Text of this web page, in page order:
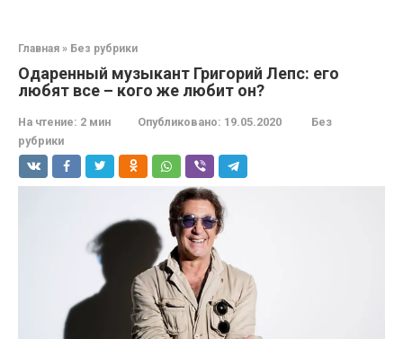
Главная » Без рубрики
Одаренный музыкант Григорий Лепс: его
любят все – кого же любит он?
На чтение: 2 мин Опубликовано: 19.05.2020
Без
рубрики